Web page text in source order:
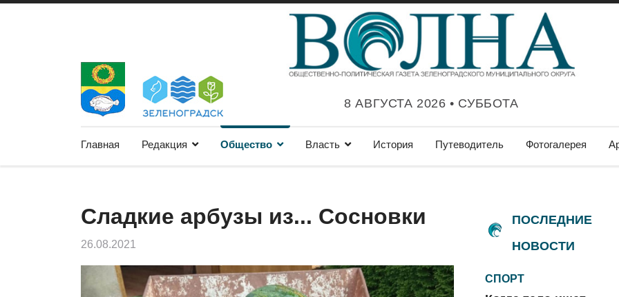
8 АВГУСТА 2026 • СУББОТА
Главная Редакция Общество Власть История Путеводитель Фотогалерея
Сладкие арбузы из... Сосновки
26.08.2021
ПОСЛЕДНИЕ
НОВОСТИ
СПОРТ